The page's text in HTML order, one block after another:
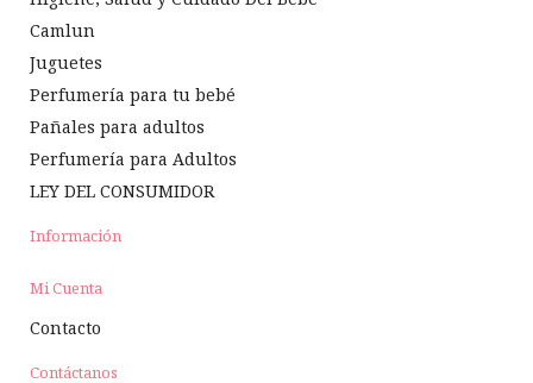
Camlun
Juguetes
Perfumería para tu bebé
Pañales para adultos
Perfumería para Adultos
LEY DEL CONSUMIDOR
Información
Mi Cuenta
Contacto
Contáctanos